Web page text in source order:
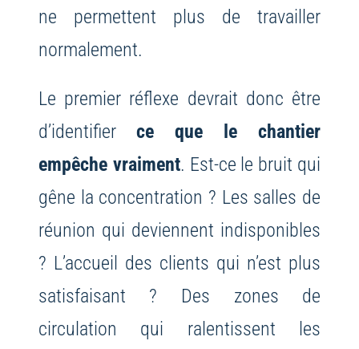
ne permettent plus de travailler
normalement.
Le premier réflexe devrait donc être
d’identifier ce que le chantier
empêche vraiment. Est-ce le bruit qui
gêne la concentration ? Les salles de
réunion qui deviennent indisponibles
? L’accueil des clients qui n’est plus
satisfaisant ? Des zones de
circulation qui ralentissent les